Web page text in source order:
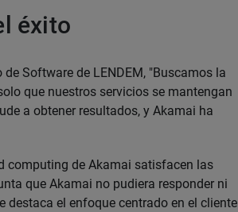
éxito
Software de LENDEM, "Buscamos la
que nuestros servicios se mantengan
a obtener resultados, y Akamai ha
computing de Akamai satisfacen las
que Akamai no pudiera responder ni
destaca el enfoque centrado en el cliente